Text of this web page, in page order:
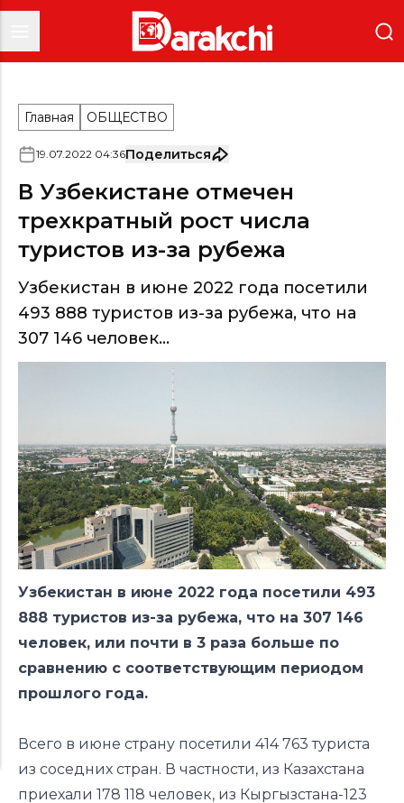
Главная ОБЩЕСТВО
19.07.2022 04:36Поделиться
В Узбекистане отмечен
трехкратный рост числа
туристов из-за рубежа
Узбекистан в июне 2022 года посетили
493 888 туристов из-за рубежа, что на
307 146 человек...
Узбекистан в июне 2022 года посетили 493
888 туристов из-за рубежа, что на 307 146
человек, или почти в 3 раза больше по
сравнению с соответствующим периодом
прошлого года.
Всего в июне страну посетили 414 763 туриста
из соседних стран. В частности, из Казахстана
приехали 178 118 человек, из Кыргызстана-123